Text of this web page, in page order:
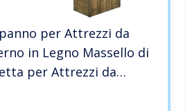
per Attrezzi da
in Legno Massello di
per Attrezzi da
in Legno